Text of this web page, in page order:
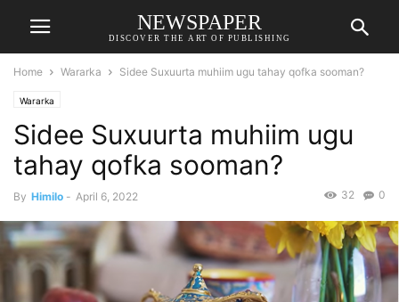
NEWSPAPER
DISCOVER THE ART OF PUBLISHING
Home Wararka Sidee Suxuurta muhiim ugu tahay qofka sooman?
Wararka
Sidee Suxuurta muhiim ugu
tahay qofka sooman?
By Himilo - April 6, 2022 0
32